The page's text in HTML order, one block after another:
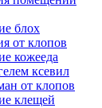
блох
от клопов
кожееда
ксевил
от клопов
клещей